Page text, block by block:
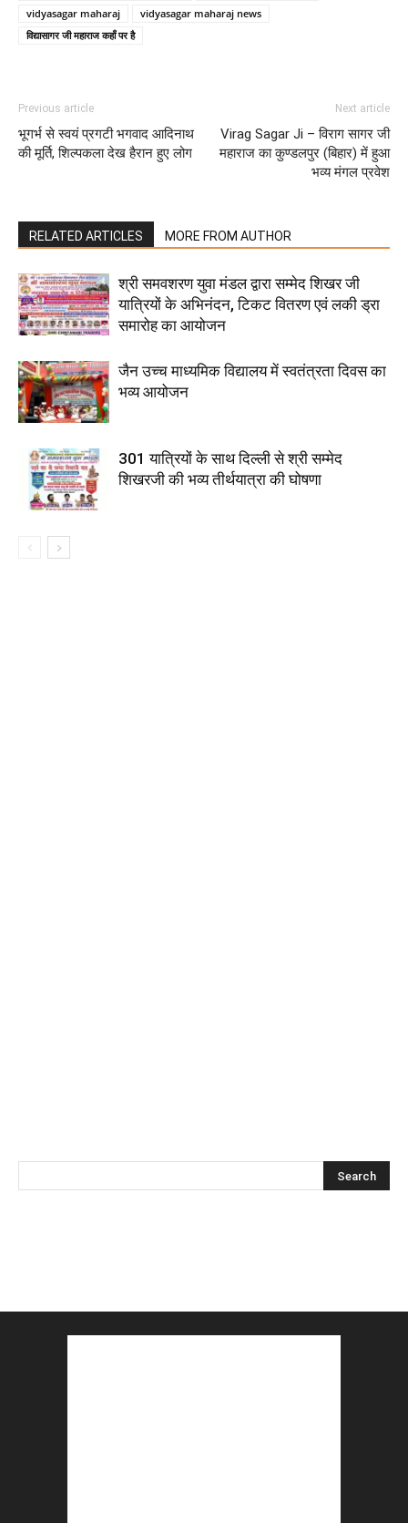
vidyasagar maharaj
vidyasagar maharaj news
विद्यासागर जी महाराज कहाँ पर है
Previous article
भूगर्भ से स्वयं प्रगटी भगवाद आदिनाथ
की मूर्ति, शिल्पकला देख हैरान हुए लोग
Next article
Virag Sagar Ji – विराग सागर जी
महाराज का कुण्डलपुर (बिहार) में हुआ
भव्य मंगल प्रवेश
RELATED ARTICLES MORE FROM AUTHOR
श्री समवशरण युवा मंडल द्वारा सम्मेद शिखर जी
यात्रियों के अभिनंदन, टिकट वितरण एवं लकी ड्रा
समारोह का आयोजन
जैन उच्च माध्यमिक विद्यालय में स्वतंत्रता दिवस का
भव्य आयोजन
301 यात्रियों के साथ दिल्ली से श्री सम्मेद
शिखरजी की भव्य तीर्थयात्रा की घोषणा